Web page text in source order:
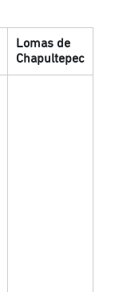
Lomas de
Chapultepec